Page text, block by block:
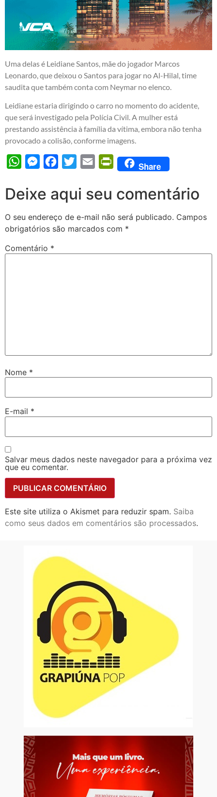
Uma delas é Leidiane Santos, mãe do jogador Marcos
Leonardo, que deixou o Santos para jogar no Al-Hilal, time
saudita que também conta com Neymar no elenco.
Leidiane estaria dirigindo o carro no momento do acidente,
que será investigado pela Polícia Civil. A mulher está
prestando assistência à família da vítima, embora não tenha
provocado a colisão, conforme imagens.
WhatsAppMessengerFacebook
Twitter Email PrintFriendly
Share
Deixe aqui seu comentário
O seu endereço de e-mail não será publicado. Campos
obrigatórios são marcados com *
Comentário *
Nome *
E-mail *
Salvar meus dados neste navegador para a próxima vez
que eu comentar.
Este site utiliza o Akismet para reduzir spam. Saiba
como seus dados em comentários são processados.